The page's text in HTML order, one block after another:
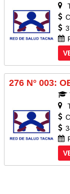
276 N° 003: